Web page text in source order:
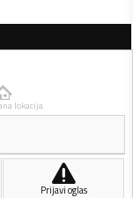
lokacija
Prijavi oglas